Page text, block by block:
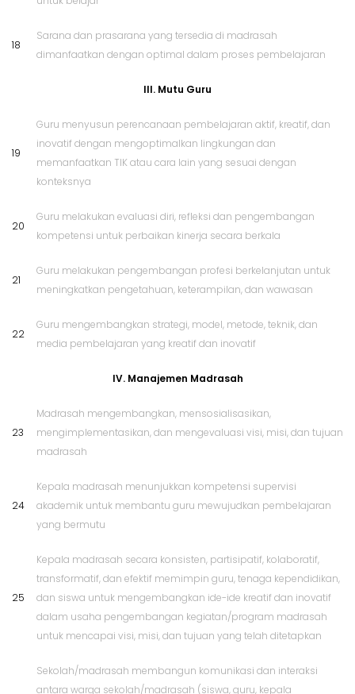
18
Sarana dan prasarana yang tersedia di madrasah
dimanfaatkan dengan optimal dalam proses pembelajaran
III. Mutu Guru
19
Guru menyusun perencanaan pembelajaran aktif, kreatif, dan
inovatif dengan mengoptimalkan lingkungan dan
memanfaatkan TIK atau cara lain yang sesuai dengan
konteksnya
20
Guru melakukan evaluasi diri, refleksi dan pengembangan
kompetensi untuk perbaikan kinerja secara berkala
21
Guru melakukan pengembangan profesi berkelanjutan untuk
meningkatkan pengetahuan, keterampilan, dan wawasan
22
Guru mengembangkan strategi, model, metode, teknik, dan
media pembelajaran yang kreatif dan inovatif
IV. Manajemen Madrasah
23
Madrasah mengembangkan, mensosialisasikan,
mengimplementasikan, dan mengevaluasi visi, misi, dan tujuan
madrasah
24
Kepala madrasah menunjukkan kompetensi supervisi
akademik untuk membantu guru mewujudkan pembelajaran
yang bermutu
25
Kepala madrasah secara konsisten, partisipatif, kolaboratif,
transformatif, dan efektif memimpin guru, tenaga kependidikan,
dan siswa untuk mengembangkan ide-ide kreatif dan inovatif
dalam usaha pengembangan kegiatan/program madrasah
untuk mencapai visi, misi, dan tujuan yang telah ditetapkan
Sekolah/madrasah membangun komunikasi dan interaksi
antara warga sekolah/madrasah (siswa, guru, kepala